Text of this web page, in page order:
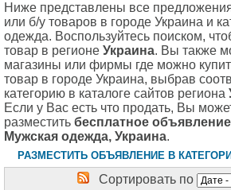
Ниже представлены все
или б/у товаров в городе Украина и
одежда. Воспользуйтесь поиском,
товар в регионе Украина. Вы также
магазины или фирмы где можно
товар в городе Украина, выбрав
категорию в каталоге сайтов региона
Если у Вас есть что продать, Вы
разместить бесплатное объявление
Мужская одежда, Украина.
РАЗМЕСТИТЬ ОБЪЯВЛЕНИЕ В
Сортировать по